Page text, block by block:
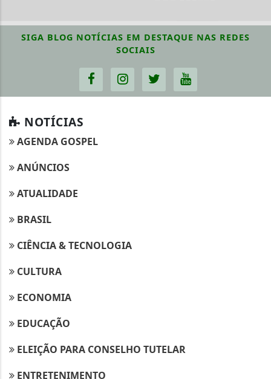
SIGA BLOG NOTÍCIAS EM DESTAQUE NAS REDES
SOCIAIS
NOTÍCIAS
AGENDA GOSPEL
ANÚNCIOS
ATUALIDADE
BRASIL
CIÊNCIA & TECNOLOGIA
CULTURA
ECONOMIA
EDUCAÇÃO
ELEIÇÃO PARA CONSELHO TUTELAR
ENTRETENIMENTO